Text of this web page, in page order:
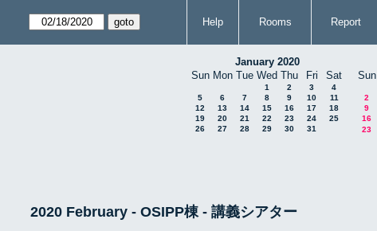
Help Rooms Report
January 2020
Sun Mon Tue Wed Thu Fri Sat
1 2 3
4
5
6 7 8 9 10
11
12
13 14 15 16 17
18
19
20 21 22 23 24
25
26
27 28 29 30 31
Sun
2
9
16
23
2020 February - OSIPP棟 - 講義シアター